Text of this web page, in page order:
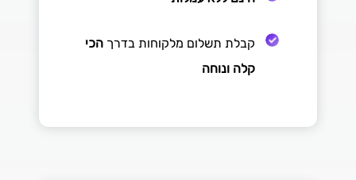
קבלת תשלום מלקוחות בדרך הכי
קלה ונוחה